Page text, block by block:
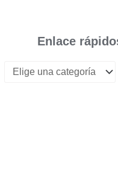
Enlace